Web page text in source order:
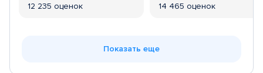
12 235 оценок 14 465 оценок
Показать еще